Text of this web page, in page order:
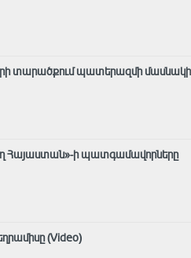
տարածքում պատերազմի
Հայաստան»-ի պատգամավորները
(Video)